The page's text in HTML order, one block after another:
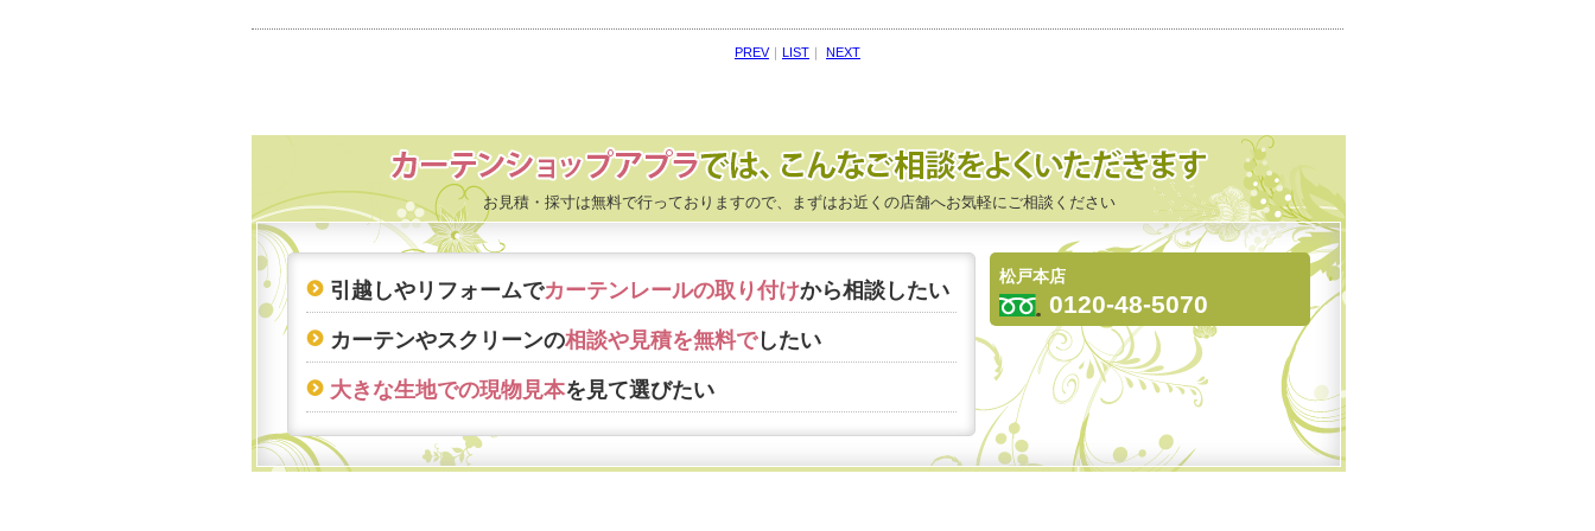
PREV｜ LIST ｜ NEXT
お見積・採寸は無料で行っておりますので、まずはお近くの店舗へお気軽にご相談ください
引越しやリフォームでカーテンレールの取り付けから相談したい
カーテンやスクリーンの相談や見積を無料でしたい
大きな生地での現物見本を見て選びたい
松戸本店
0120-48-5070